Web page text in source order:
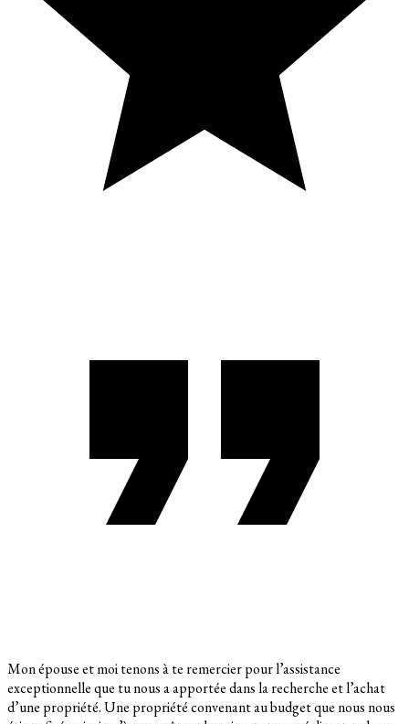
Mon épouse et moi tenons à te remercier pour l’assistance
exceptionnelle que tu nous a apportée dans la recherche et l’achat
d’une propriété. Une propriété convenant au budget que nous nous